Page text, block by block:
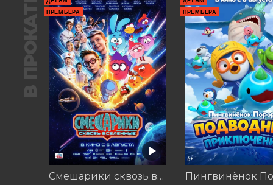
В ПРОКАТЕ
ПРЕМЬЕРА
Смешарики сквозь вселенные
ПРЕМЬЕРА